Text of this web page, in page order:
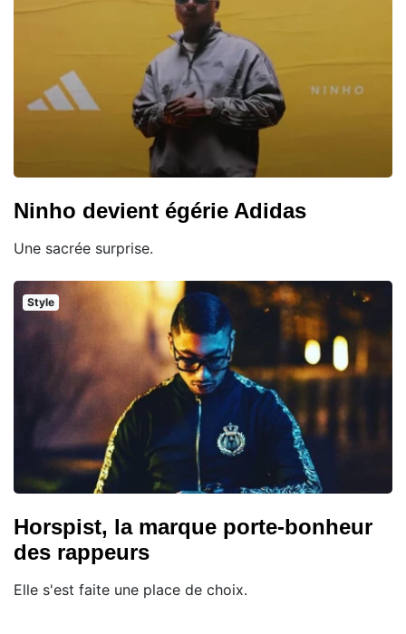
Ninho devient égérie Adidas
Une sacrée surprise.
Style
Horspist, la marque porte-bonheur
des rappeurs
Elle s'est faite une place de choix.